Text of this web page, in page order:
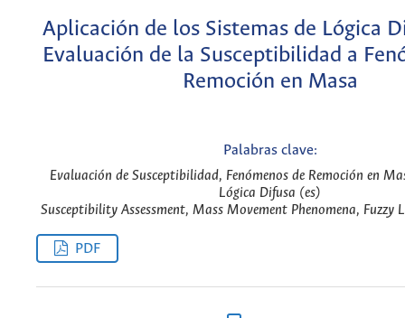
Aplicación de los Sistemas de Lógica
Evaluación de la Susceptibilidad a
Remoción en Masa
Palabras clave:
Evaluación de Susceptibilidad, Fenómenos de Remoción en
Lógica Difusa (es)
Susceptibility Assessment, Mass Movement Phenomena, Fuzzy
PDF